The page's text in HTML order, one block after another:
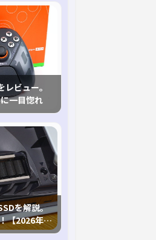
ビュー。
一目惚れ
を解説。
【2026年最